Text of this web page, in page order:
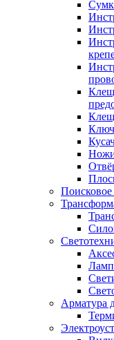
Поисковое
Арматура